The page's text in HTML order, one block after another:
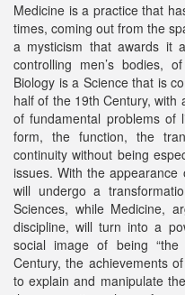
Medicine is a practice that
times, coming out from the
a mysticism that awards it
controlling men’s bodies,
Biology is a Science that is
half of the 19th Century, with
of fundamental problems of
form, the function, the
continuity without being
issues. With the
will undergo a
Sciences, while Medicine,
discipline, will turn into a
social image of being
Century, the achievements
to explain and manipulate